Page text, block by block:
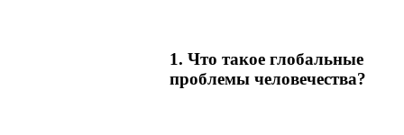
1. Что такое глобальные
проблемы человечества?